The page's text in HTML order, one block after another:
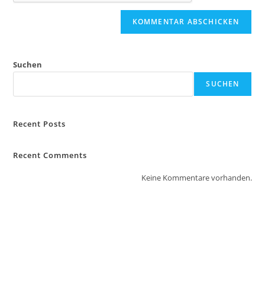
Suchen
SUCHEN
Recent Posts
Recent Comments
Keine Kommentare vorhanden.